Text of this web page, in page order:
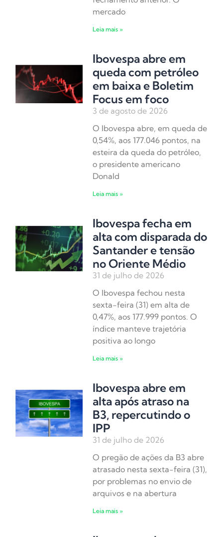
mercado
Leia mais »
Ibovespa abre em
queda com petróleo
em baixa e Boletim
Focus em foco
3 de agosto de 2026
O Ibovespa abre, em queda de
0,54%, aos 177.046 pontos, na
esteira da queda do petróleo,
o presidente americano
Donald
Leia mais »
Ibovespa fecha em
alta com disparada do
Santander e tensão
no Oriente Médio
31 de julho de 2026
O Ibovespa fechou nesta
sexta-feira (31) em alta de
0,47%, aos 177.999 pontos. O
índice manteve trajetória
positiva ao longo
Leia mais »
Ibovespa abre em
alta após atraso na
B3, repercutindo o
IPP
31 de julho de 2026
O pregão de ações da B3 abre
atrasado nesta sexta-feira (31),
por problemas no envio de
arquivos e na abertura
Leia mais »